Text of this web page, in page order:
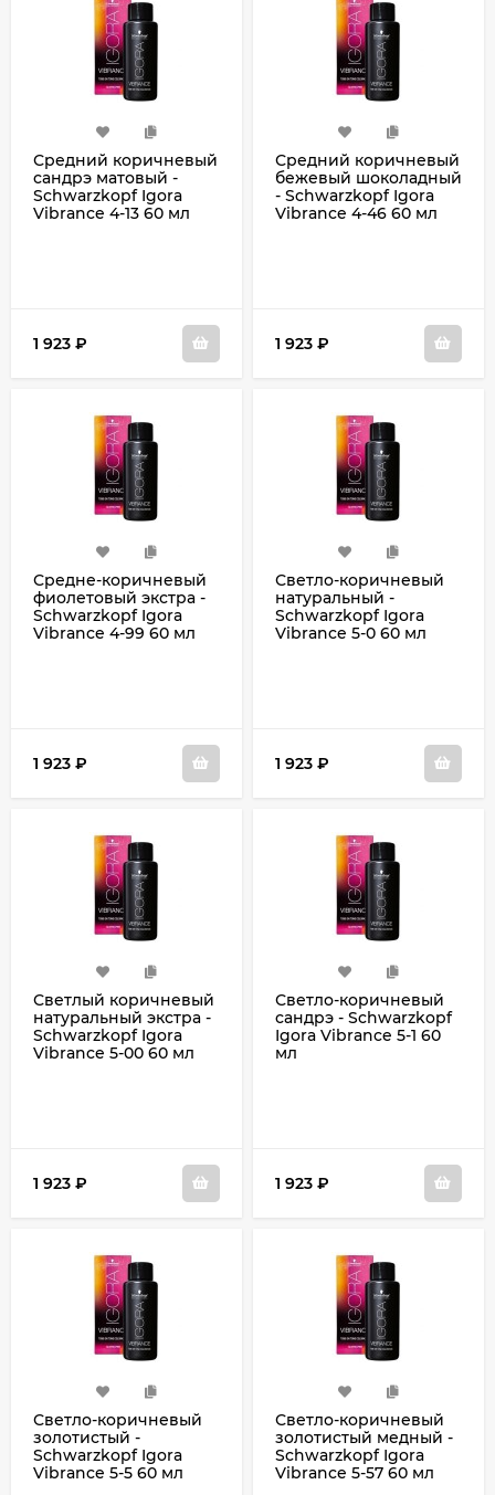
Средний коричневый
сандрэ матовый -
Schwarzkopf Igora
Vibrance 4-13 60 мл
1 923 ₽
Средний коричневый
бежевый шоколадный
- Schwarzkopf Igora
Vibrance 4-46 60 мл
1 923 ₽
Средне-коричневый
фиолетовый экстра -
Schwarzkopf Igora
Vibrance 4-99 60 мл
1 923 ₽
Светло-коричневый
натуральный -
Schwarzkopf Igora
Vibrance 5-0 60 мл
1 923 ₽
Светлый коричневый
натуральный экстра -
Schwarzkopf Igora
Vibrance 5-00 60 мл
1 923 ₽
Светло-коричневый
сандрэ - Schwarzkopf
Igora Vibrance 5-1 60
мл
1 923 ₽
Светло-коричневый
золотистый -
Schwarzkopf Igora
Vibrance 5-5 60 мл
Светло-коричневый
золотистый медный -
Schwarzkopf Igora
Vibrance 5-57 60 мл